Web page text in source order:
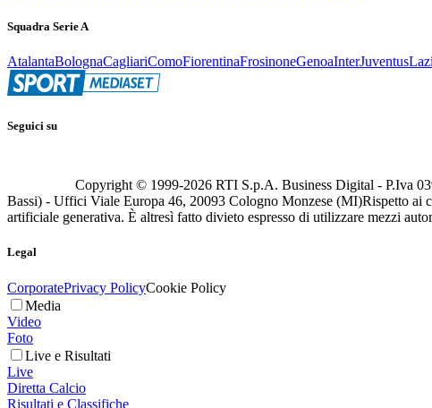
Squadra Serie A
AtalantaBolognaCagliariComoFiorentinaFrosinoneGenoaInterJuventus
Seguici su
Copyright © 1999-2026 RTI S.p.A. Business Digital - P.Iva
Bassi) - Uffici Viale Europa 46, 20093 Cologno Monzese (MI)Rispetto ai
artificiale generativa. È altresì fatto divieto espresso di utilizzare mezzi
Legal
CorporatePrivacy PolicyCookie Policy
Media
Video
Foto
Live e Risultati
Live
Diretta Calcio
Risultati e Classifiche